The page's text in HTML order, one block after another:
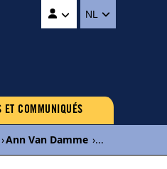
NL
ET COMMUNIQUÉS
›Ann Van Damme ›...